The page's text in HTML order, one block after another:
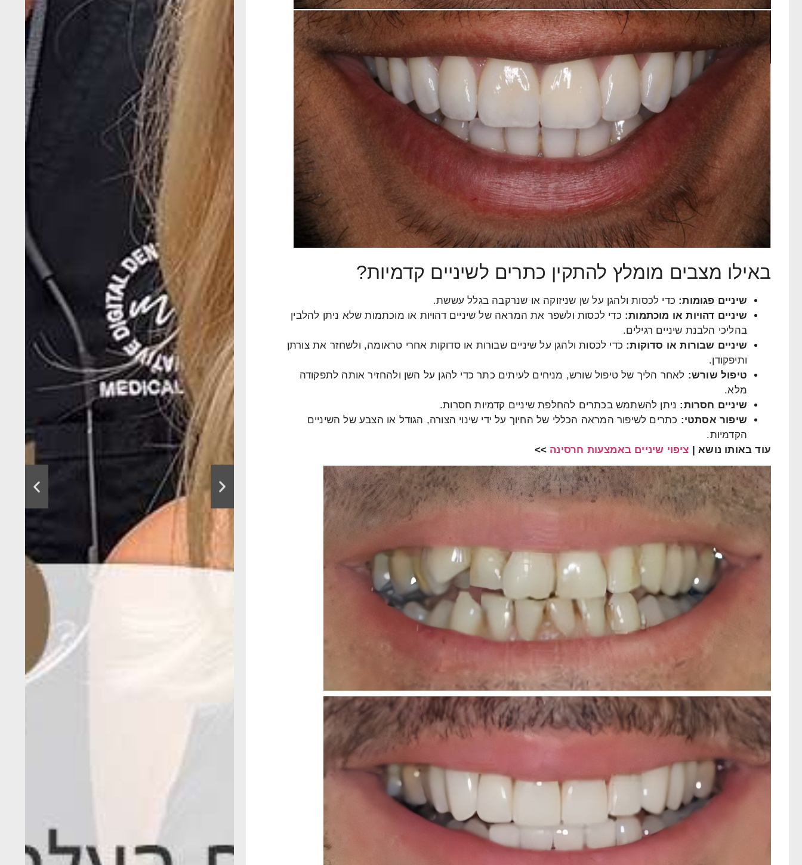
באילו מצבים מומלץ להתקין כתרים לשיניים קדמיות?
שיניים פגומות: כדי לכסות ולהגן על שן שניזוקה או שנרקבה בגלל עששת.
שיניים דהויות או מוכתמות: כדי לכסות ולשפר את המראה של שיניים דהויות או מוכתמות שלא ניתן להלבין
בהליכי הלבנת שיניים רגילים.
שיניים שבורות או סדוקות: כדי לכסות ולהגן על שיניים שבורות או סדוקות אחרי טראומה, ולשחזר את צורתן
ותיפקודן.
טיפול שורש: לאחר הליך של טיפול שורש, מניחים לעיתים כתר כדי להגן על השן ולהחזיר אותה לתפקודה
מלא.
שיניים חסרות: ניתן להשתמש בכתרים להחלפת שיניים קדמיות חסרות.
שיפור אסתטי: כתרים לשיפור המראה הכללי של החיוך על ידי שינוי הצורה, הגודל או הצבע של השיניים
הקדמיות.
עוד באותו נושא | ציפוי שיניים באמצעות חרסינה >>